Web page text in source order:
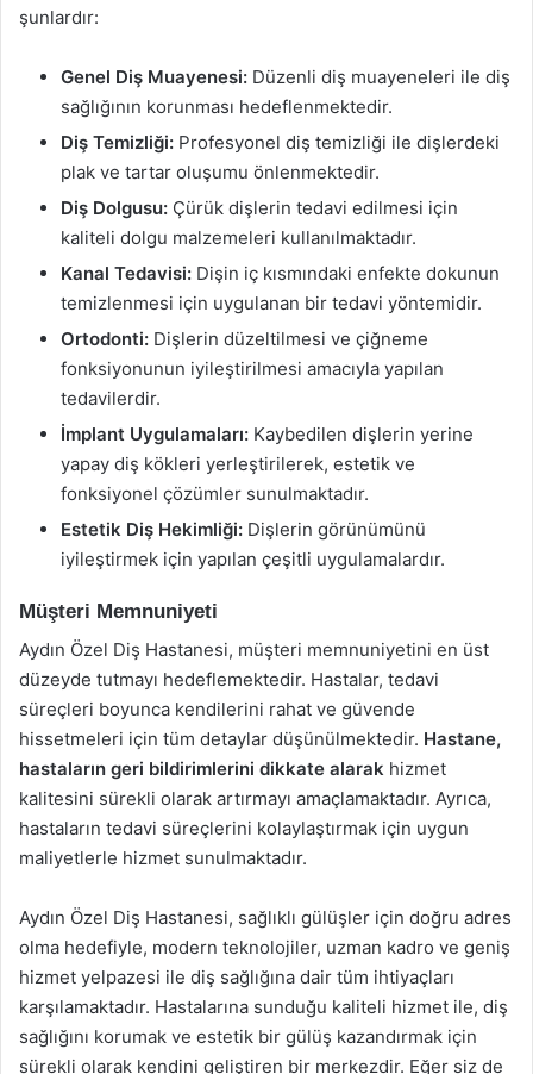
şunlardır:
Genel Diş Muayenesi: Düzenli diş muayeneleri ile diş
sağlığının korunması hedeflenmektedir.
Diş Temizliği: Profesyonel diş temizliği ile dişlerdeki
plak ve tartar oluşumu önlenmektedir.
Diş Dolgusu: Çürük dişlerin tedavi edilmesi için
kaliteli dolgu malzemeleri kullanılmaktadır.
Kanal Tedavisi: Dişin iç kısmındaki enfekte dokunun
temizlenmesi için uygulanan bir tedavi yöntemidir.
Ortodonti: Dişlerin düzeltilmesi ve çiğneme
fonksiyonunun iyileştirilmesi amacıyla yapılan
tedavilerdir.
İmplant Uygulamaları: Kaybedilen dişlerin yerine
yapay diş kökleri yerleştirilerek, estetik ve
fonksiyonel çözümler sunulmaktadır.
Estetik Diş Hekimliği: Dişlerin görünümünü
iyileştirmek için yapılan çeşitli uygulamalardır.
Müşteri Memnuniyeti
Aydın Özel Diş Hastanesi, müşteri memnuniyetini en üst
düzeyde tutmayı hedeflemektedir. Hastalar, tedavi
süreçleri boyunca kendilerini rahat ve güvende
hissetmeleri için tüm detaylar düşünülmektedir. Hastane,
hastaların geri bildirimlerini dikkate alarak hizmet
kalitesini sürekli olarak artırmayı amaçlamaktadır. Ayrıca,
hastaların tedavi süreçlerini kolaylaştırmak için uygun
maliyetlerle hizmet sunulmaktadır.
Aydın Özel Diş Hastanesi, sağlıklı gülüşler için doğru adres
olma hedefiyle, modern teknolojiler, uzman kadro ve geniş
hizmet yelpazesi ile diş sağlığına dair tüm ihtiyaçları
karşılamaktadır. Hastalarına sunduğu kaliteli hizmet ile, diş
sağlığını korumak ve estetik bir gülüş kazandırmak için
sürekli olarak kendini geliştiren bir merkezdir. Eğer siz de